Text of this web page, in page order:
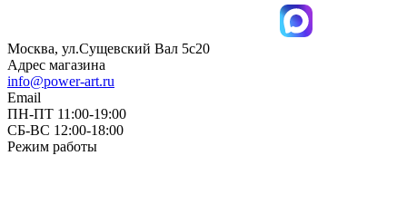
Москва, ул.Сущевский Вал 5с20
Адрес магазина
info@power-art.ru
Email
ПН-ПТ 11:00-19:00
СБ-ВС 12:00-18:00
Режим работы